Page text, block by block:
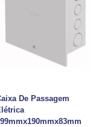
De Passagem